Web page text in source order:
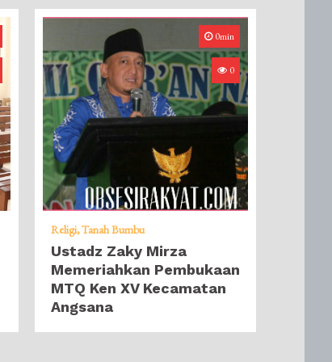
0min
0
Religi Tanah Bumbu
Ustadz Zaky Mirza
Memeriahkan Pembukaan
MTQ Ken XV Kecamatan
Angsana